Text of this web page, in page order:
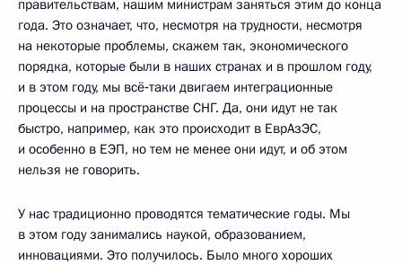
правительствам, нашим министрам заняться этим до конца
года. Это означает, что, несмотря на трудности, несмотря
на некоторые проблемы, скажем так, экономического
порядка, которые были в наших странах и в прошлом году,
и в этом году, мы всё‑таки двигаем интеграционные
процессы и на пространстве СНГ. Да, они идут не так
быстро, например, как это происходит в ЕврАзЭС,
и особенно в ЕЭП, но тем не менее они идут, и об этом
нельзя не говорить.
У нас традиционно проводятся тематические годы. Мы
в этом году занимались наукой, образованием,
инновациями. Это получилось. Было много хороших